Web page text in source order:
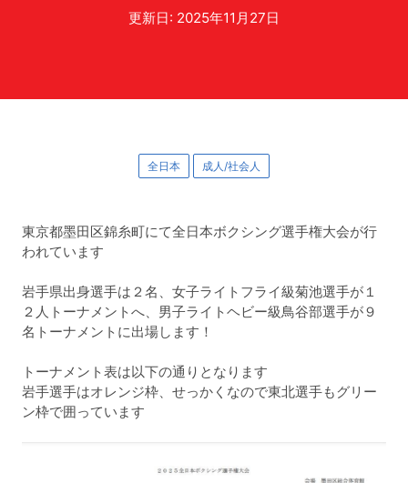
更新日: 2025年11月27日
全日本 成人/社会人
東京都墨田区錦糸町にて全日本ボクシング選手権大会が行
われています
岩手県出身選手は２名、女子ライトフライ級菊池選手が１
２人トーナメントへ、男子ライトヘビー級鳥谷部選手が９
名トーナメントに出場します！
トーナメント表は以下の通りとなります
岩手選手はオレンジ枠、せっかくなので東北選手もグリー
ン枠で囲っています